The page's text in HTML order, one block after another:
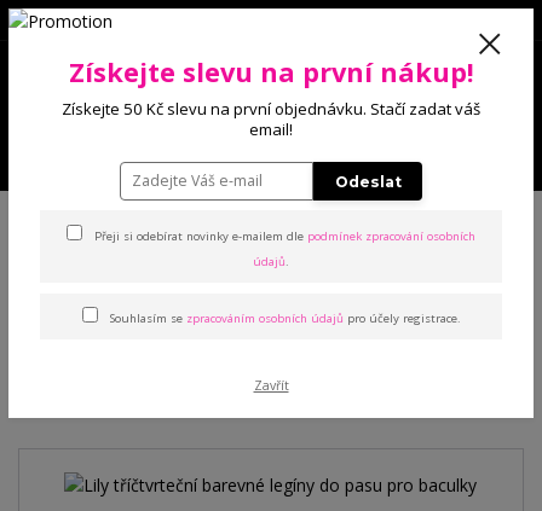
0 Kč
pro baculky
Lily tříčtvrteční barevné
Získejte slevu na první nákup!
Získejte 50 Kč slevu na první objednávku. Stačí zadat váš
email!
Odeslat
Přeji si odebírat novinky e-mailem dle podmínek zpracování osobních
údajů.
Souhlasím se zpracováním osobních údajů pro účely registrace.
Zavřít